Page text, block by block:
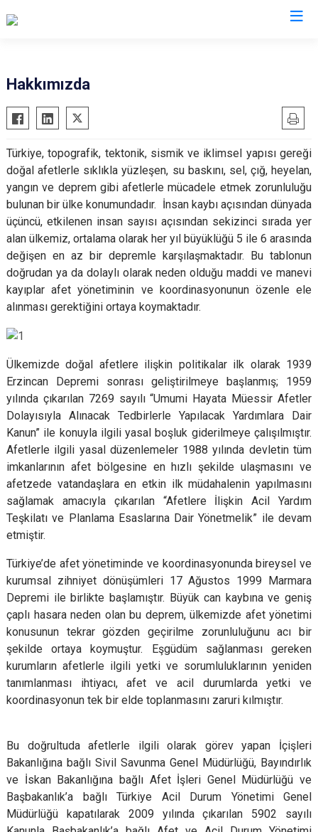
Hakkımızda
Türkiye, topografik, tektonik, sismik ve iklimsel yapısı gereği
doğal afetlerle sıklıkla yüzleşen, su baskını, sel, çığ, heyelan,
yangın ve deprem gibi afetlerle mücadele etmek zorunluluğu
bulunan bir ülke konumundadır. İnsan kaybı açısından dünyada
üçüncü, etkilenen insan sayısı açısından sekizinci sırada yer
alan ülkemiz, ortalama olarak her yıl büyüklüğü 5 ile 6 arasında
değişen en az bir depremle karşılaşmaktadır. Bu tablonun
doğrudan ya da dolaylı olarak neden olduğu maddi ve manevi
kayıplar afet yönetiminin ve koordinasyonunun özenle ele
alınması gerektiğini ortaya koymaktadır.
Ülkemizde doğal afetlere ilişkin politikalar ilk olarak 1939
Erzincan Depremi sonrası geliştirilmeye başlanmış; 1959
yılında çıkarılan 7269 sayılı “Umumi Hayata Müessir Afetler
Dolayısıyla Alınacak Tedbirlerle Yapılacak Yardımlara Dair
Kanun” ile konuyla ilgili yasal boşluk giderilmeye çalışılmıştır.
Afetlerle ilgili yasal düzenlemeler 1988 yılında devletin tüm
imkanlarının afet bölgesine en hızlı şekilde ulaşmasını ve
afetzede vatandaşlara en etkin ilk müdahalenin yapılmasını
sağlamak amacıyla çıkarılan “Afetlere İlişkin Acil Yardım
Teşkilatı ve Planlama Esaslarına Dair Yönetmelik” ile devam
etmiştir.
Türkiye’de afet yönetiminde ve koordinasyonunda bireysel ve
kurumsal zihniyet dönüşümleri 17 Ağustos 1999 Marmara
Depremi ile birlikte başlamıştır. Büyük can kaybına ve geniş
çaplı hasara neden olan bu deprem, ülkemizde afet yönetimi
konusunun tekrar gözden geçirilme zorunluluğunu acı bir
şekilde ortaya koymuştur. Eşgüdüm sağlanması gereken
kurumların afetlerle ilgili yetki ve sorumluluklarının yeniden
tanımlanması ihtiyacı, afet ve acil durumlarda yetki ve
koordinasyonun tek bir elde toplanmasını zaruri kılmıştır.
Bu doğrultuda afetlerle ilgili olarak görev yapan İçişleri
Bakanlığına bağlı Sivil Savunma Genel Müdürlüğü, Bayındırlık
ve İskan Bakanlığına bağlı Afet İşleri Genel Müdürlüğü ve
Başbakanlık’a bağlı Türkiye Acil Durum Yönetimi Genel
Müdürlüğü kapatılarak 2009 yılında çıkarılan 5902 sayılı